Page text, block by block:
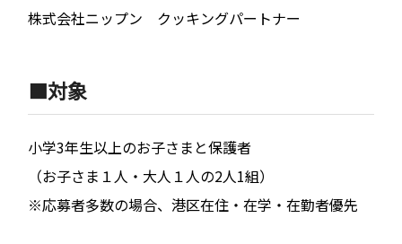
株式会社ニップン クッキングパートナー
🟧対象
小学3年生以上のお子さまと保護者
（お子さま１人・大人１人の2人1組）
※応募者多数の場合、港区在住・在学・在勤者優先